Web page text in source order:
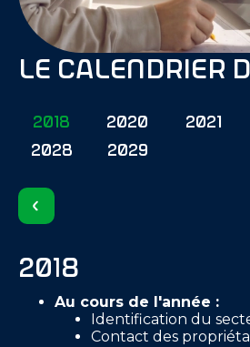
Le calendrier
2018 2020 2021
2028
2029
2018
Au cours de l'année :
Identification du
Contact des